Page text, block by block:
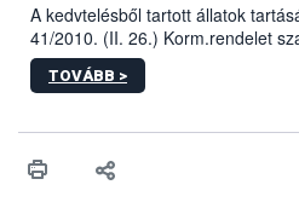
A kedvtelésből tartott állatok
41/2010. (II. 26.) Korm.rendelet
sérülés, illetve ennek veszélye
hatósági feladatokat, valamint a
vonni az ebek viselkedésének
TOVÁBB >